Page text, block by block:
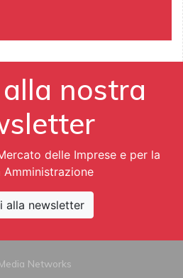
nostra
delle Imprese e per la
Amministrazione
alla newsletter
Networks